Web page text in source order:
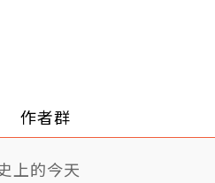
作者群
上的今天